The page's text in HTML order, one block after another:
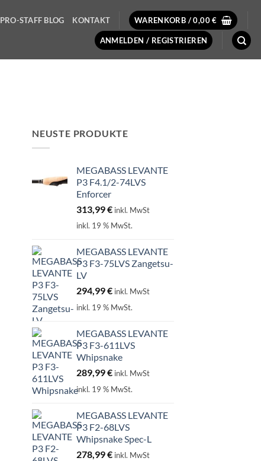
PRO-STAFF BLOG KONTAKT WARENKORB /0,00€
ANMELDEN / REGISTRIEREN
NEUSTE PRODUKTE
MEGABASS LEVANTE
P3 F4.1/2-74LVS
Enforcer
313,99€ inkl. MwSt
inkl. 19 % MwSt.
MEGABASS LEVANTE
P3 F3-75LVS Zangetsu-
LV
294,99€ inkl. MwSt
inkl. 19 % MwSt.
MEGABASS LEVANTE
P3 F3-611LVS
Whipsnake
289,99€ inkl. MwSt
inkl. 19 % MwSt.
MEGABASS LEVANTE
P3 F2-68LVS
Whipsnake Spec-L
278,99€ inkl. MwSt